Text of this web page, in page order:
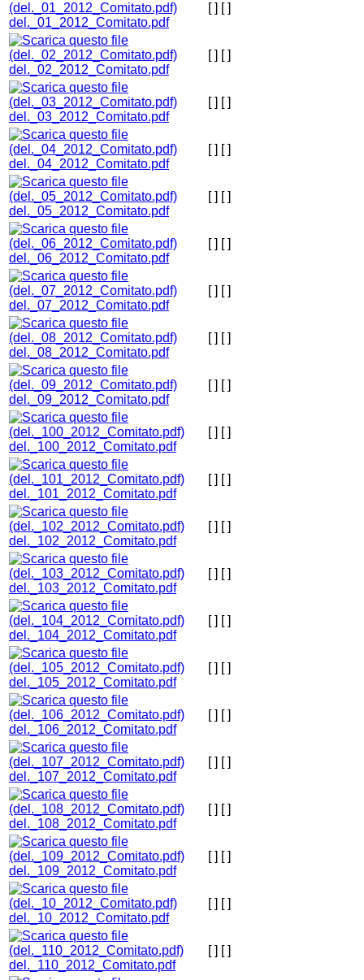
del._01_2012_Comitato.pdf
[ ] [ ]
del._02_2012_Comitato.pdf
[ ] [ ]
del._03_2012_Comitato.pdf
[ ] [ ]
del._04_2012_Comitato.pdf
[ ] [ ]
del._05_2012_Comitato.pdf
[ ] [ ]
del._06_2012_Comitato.pdf
[ ] [ ]
del._07_2012_Comitato.pdf
[ ] [ ]
del._08_2012_Comitato.pdf
[ ] [ ]
del._09_2012_Comitato.pdf
[ ] [ ]
del._100_2012_Comitato.pdf
[ ] [ ]
del._101_2012_Comitato.pdf
[ ] [ ]
del._102_2012_Comitato.pdf
[ ] [ ]
del._103_2012_Comitato.pdf
[ ] [ ]
del._104_2012_Comitato.pdf
[ ] [ ]
del._105_2012_Comitato.pdf
[ ] [ ]
del._106_2012_Comitato.pdf
[ ] [ ]
del._107_2012_Comitato.pdf
[ ] [ ]
del._108_2012_Comitato.pdf
[ ] [ ]
del._109_2012_Comitato.pdf
[ ] [ ]
del._10_2012_Comitato.pdf
[ ] [ ]
del._110_2012_Comitato.pdf
[ ] [ ]